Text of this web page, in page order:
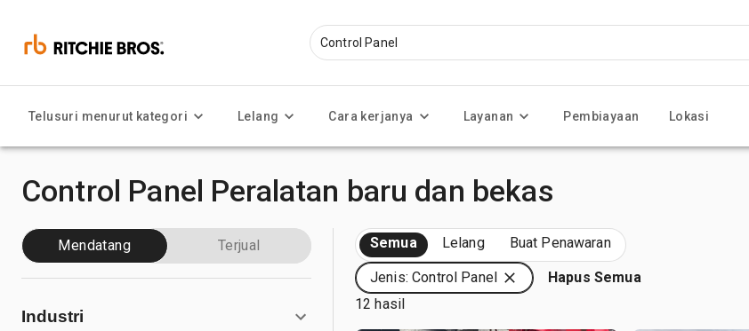
Telusuri menurut kategori Lelang Cara kerjanya Layanan Pembiayaan Lokasi
Control Panel Peralatan baru dan bekas
Mendatang Terjual
Industri
Semua Lelang Buat Penawaran
Jenis: Control Panel
Hapus Semua
12 hasil